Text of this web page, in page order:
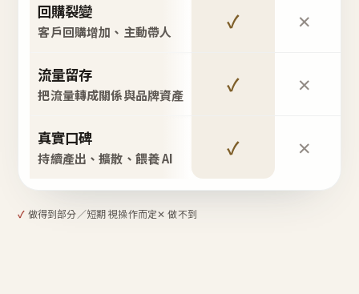
回購裂變
客戶回購增加、主動帶人 ✓ ✕
流量留存
把流量轉成關係與品牌資產 ✓ ✕
真實口碑
持續產出、擴散、餵養 AI ✓ ✕
✓ 做得到部分／短期 視操作而定✕ 做不到